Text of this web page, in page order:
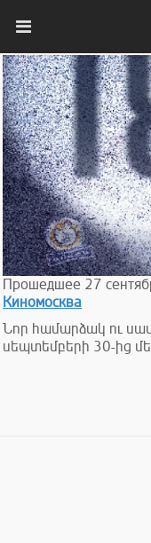
Прошедшее 27
Киномосква
Նոր համարձակ ու
սեպտեմբերի 30-ից